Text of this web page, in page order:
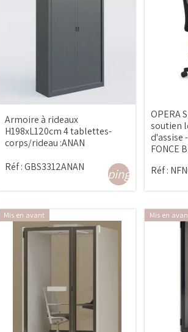
Armoire à rideaux
H198xL120cm 4 tablettes-
corps/rideau :ANAN
Réf : GBS3312ANANshopping_cart
OPERA
soutien
d'assise
FONCE
Réf :
Mis en avant Mis en